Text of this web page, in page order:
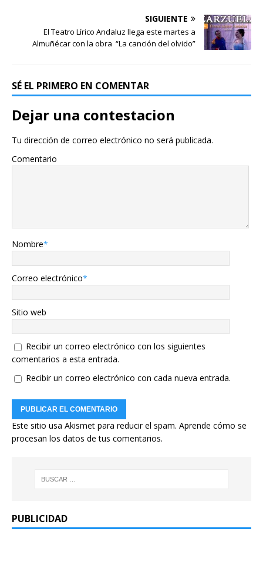
SIGUIENTE
El Teatro Lírico Andaluz llega este martes a
Almuñécar con la obra “La canción del olvido”
SÉ EL PRIMERO EN COMENTAR
Dejar una contestacion
Tu dirección de correo electrónico no será publicada.
Comentario
Nombre*
Correo electrónico*
Sitio web
Recibir un correo electrónico con los siguientes
comentarios a esta entrada.
Recibir un correo electrónico con cada nueva entrada.
Este sitio usa Akismet para reducir el spam. Aprende cómo se
procesan los datos de tus comentarios.
PUBLICIDAD